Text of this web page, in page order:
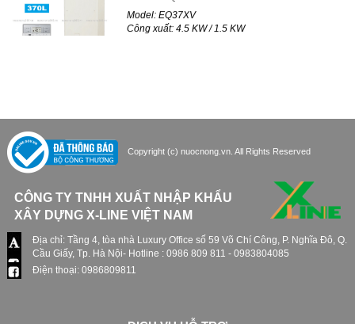
Model: EQ37XV
Công xuất: 4.5 KW / 1.5 KW
Liên hệ
752HAP
Công xuất: 21.16 KW
Máy nước nóng bơm nhiệt PANZER PZ-
316KA
Model: PZ-316KA
Công xuất: 26.36 KW
Copyright (c) nuocnong.vn. All Rights Reserved
CÔNG TY TNHH XUẤT NHẬP KHẨU
XÂY DỰNG X-LINE VIỆT NAM
Địa chỉ: Tầng 4, tòa nhà Luxury Office số 59 Võ Chí Công, P. Nghĩa Đô, Q.
Cầu Giấy, Tp. Hà Nội- Hotline : 0986 809 811 - 0983804085
Điện thoại: 0986809811